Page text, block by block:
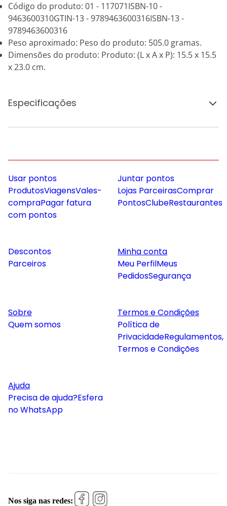
Código do produto: 01 - 117071ISBN-10 -
9463600310GTIN-13 - 9789463600316ISBN-13 -
9789463600316
Peso aproximado: Peso do produto: 505.0 gramas.
Dimensões do produto: Produto: (L x A x P): 15.5 x 15.5
x 23.0 cm.
Especificações
Usar pontos
ProdutosViagensVales-
compraPagar fatura
com pontos
Juntar pontos
Lojas ParceirasComprar
PontosClubeRestaurantes
Descontos
Parceiros
Minha conta
Meu PerfilMeus
PedidosSegurança
Sobre
Quem somos
Termos e Condições
Política de
PrivacidadeRegulamentos,
Termos e Condições
Ajuda
Precisa de ajuda?Esfera
no WhatsApp
Nos siga nas redes: